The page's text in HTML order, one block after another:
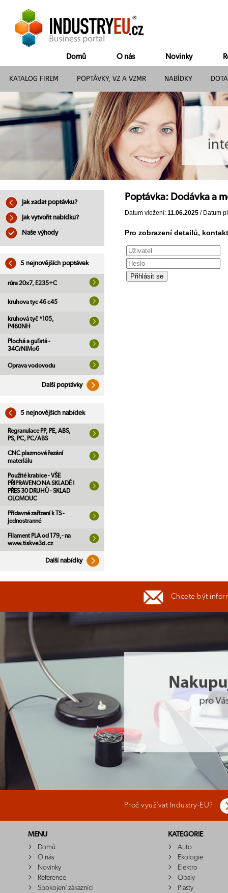
Domů O nás Novinky
KATALOG FIREM POPTÁVKY, VZ A VZMR NABÍDKY
Jak zadat poptávku?
Jak vytvořit nabídku?
Naše výhody
5 nejnovějších poptávek
rúra 20x7, E235+C
kruhova tyc 46 c45
kruhová tyč *105,
P460NH
Plochá a guľatá -
34CrNiMo6
Oprava vodovodu
Další poptávky
5 nejnovějších nabídek
Regranulace PP, PE, ABS,
PS, PC, PC/ABS
CNC plazmové řezání
materiálu
Použité krabice - VŠE
PŘIPRAVENO NA SKLADĚ !
PŘES 30 DRUHŮ - SKLAD
OLOMOUC
Přídavné zařízení k TS -
jednostranné
Filament PLA od 179,- na
www.tiskve3d.cz
Další nabídky
Poptávka: Dodávka a
Datum vložení: 11.06.2025 / Datum
Pro zobrazení detailů,
Chcete být
Proč využívat Industry-EU?
MENU
Domů
O nás
Novinky
Reference
Spokojení zákazníci
KATEGORIE
Auto
Ekologie
Elektro
Obaly
Plasty